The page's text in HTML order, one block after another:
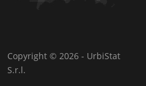
Copyright © 2026 - UrbiStat
S.r.l.